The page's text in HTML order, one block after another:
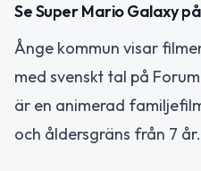
Se Super Mario Galaxy
Ånge kommun visar
med svenskt tal på
är en animerad
och åldersgräns från 7 år.